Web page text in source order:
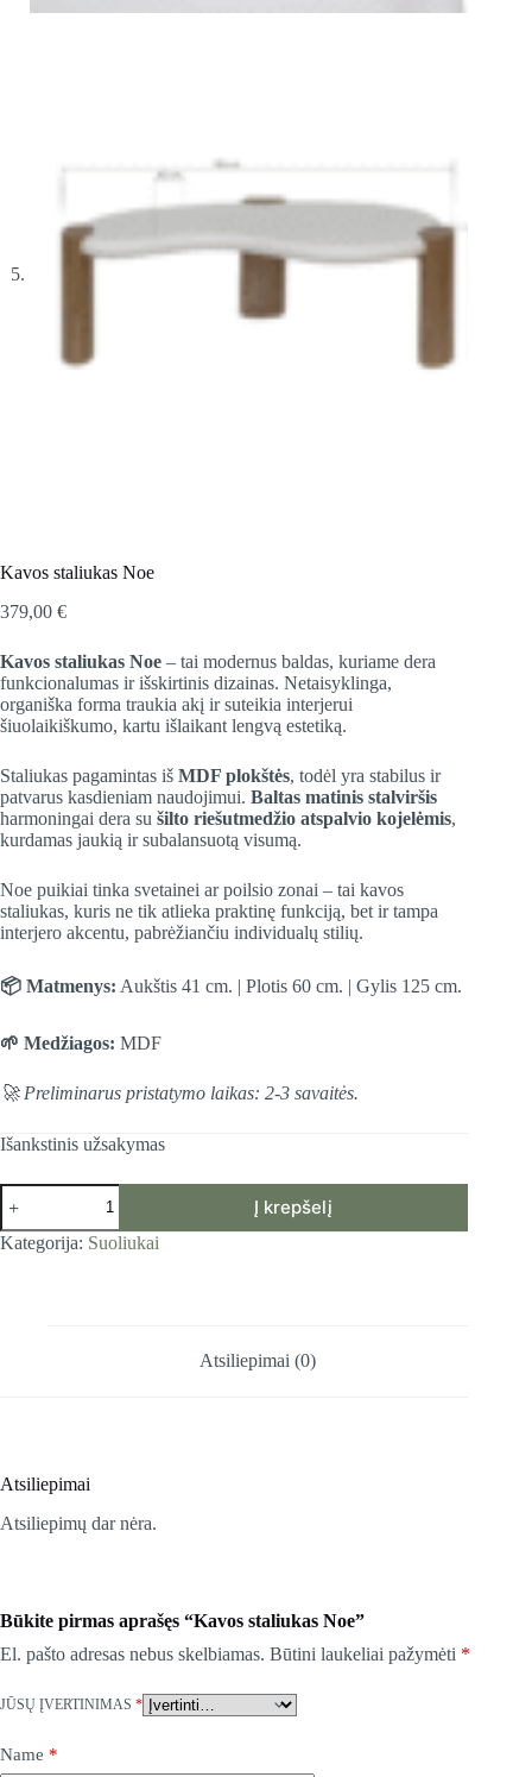
Kavos staliukas Noe
379,00 €
Kavos staliukas Noe – tai modernus baldas, kuriame dera
funkcionalumas ir išskirtinis dizainas. Netaisyklinga,
organiška forma traukia akį ir suteikia interjerui
šiuolaikiškumo, kartu išlaikant lengvą estetiką.
Staliukas pagamintas iš MDF plokštės, todėl yra stabilus ir
patvarus kasdieniam naudojimui. Baltas matinis stalviršis
harmoningai dera su šilto riešutmedžio atspalvio kojelėmis,
kurdamas jaukią ir subalansuotą visumą.
Noe puikiai tinka svetainei ar poilsio zonai – tai kavos
staliukas, kuris ne tik atlieka praktinę funkciją, bet ir tampa
interjero akcentu, pabrėžiančiu individualų stilių.
📦 Matmenys: Aukštis 41 cm. | Plotis 60 cm. | Gylis 125 cm.
🌱 Medžiagos: MDF
🚀 Preliminarus pristatymo laikas: 2-3 savaitės.
Išankstinis užsakymas
produkto
kiekis:
Kavos
staliukas
Į krepšelį
Kategorija: Suoliukai
Atsiliepimai (0)
Atsiliepimai
Atsiliepimų dar nėra.
Būkite pirmas aprašęs “Kavos staliukas Noe”
El. pašto adresas nebus skelbiamas. Būtini laukeliai pažymėti *
JŪSŲ ĮVERTINIMAS *
Name *